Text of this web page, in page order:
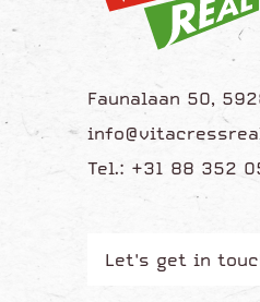
Faunalaan 50,
Tel.: +31 88 352
Let's get in